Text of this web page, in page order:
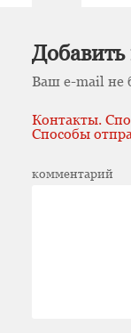
Ваш e-mail не
Контакты.
Способы
комментарий